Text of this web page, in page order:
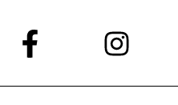
Folge
uns
auf
Folge
uns
auf